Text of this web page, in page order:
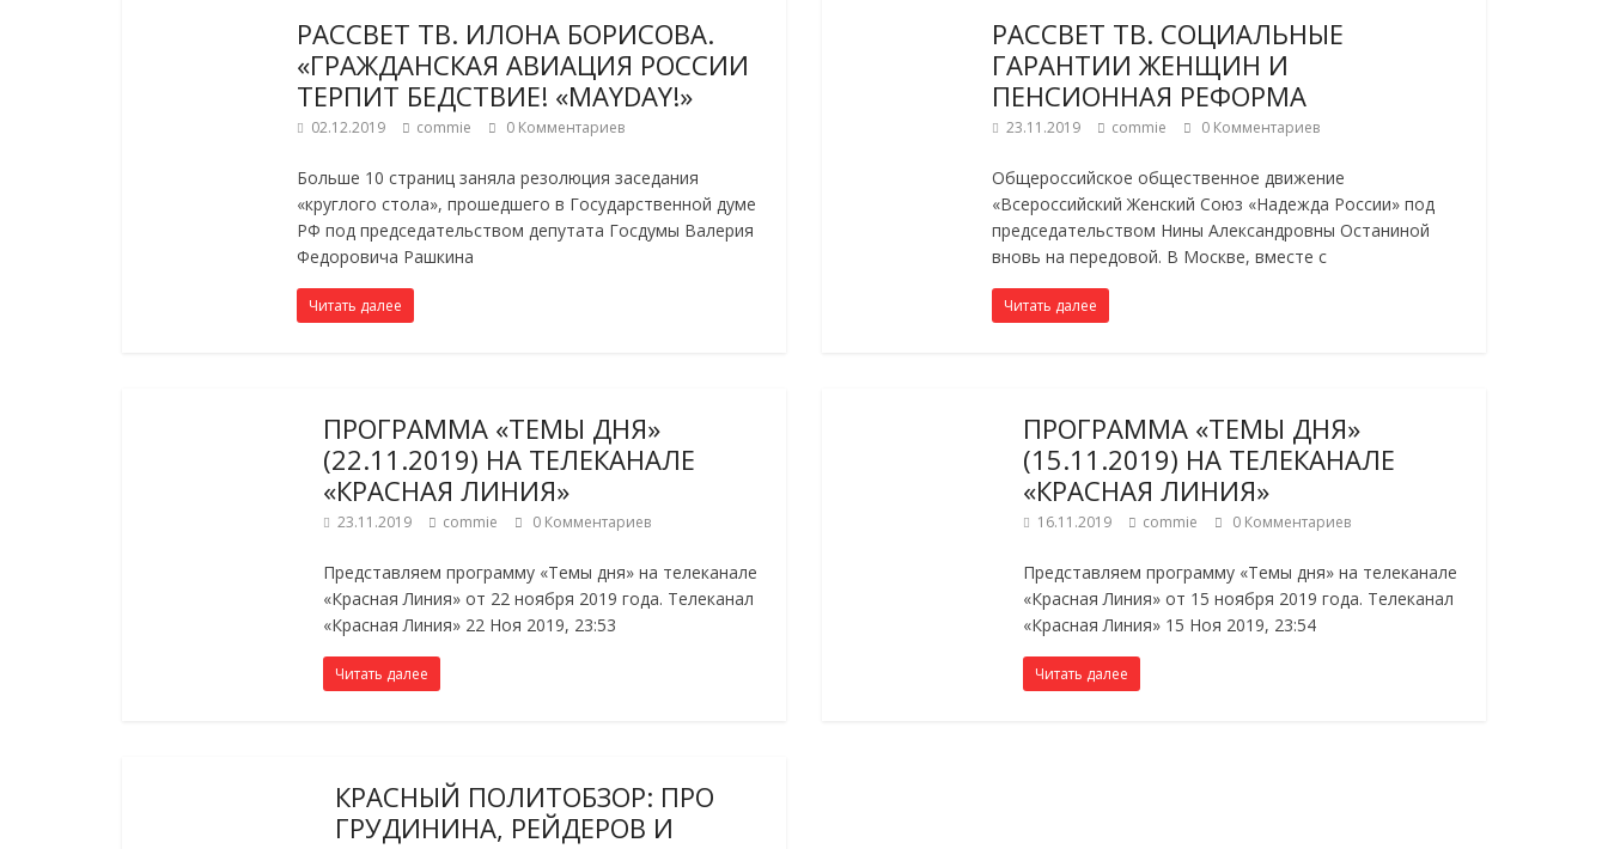
РАССВЕТ ТВ. ИЛОНА БОРИСОВА.
«ГРАЖДАНСКАЯ АВИАЦИЯ РОССИИ
ТЕРПИТ БЕДСТВИЕ! «MAYDAY!»
02.12.2019 commie 0 Комментариев
Больше 10 страниц заняла резолюция заседания
«круглого стола», прошедшего в Государственной думе
РФ под председательством депутата Госдумы Валерия
Федоровича Рашкина
Читать далее
РАССВЕТ ТВ. СОЦИАЛЬНЫЕ
ГАРАНТИИ ЖЕНЩИН И
ПЕНСИОННАЯ РЕФОРМА
23.11.2019 commie 0 Комментариев
Общероссийское общественное движение
«Всероссийский Женский Союз «Надежда России» под
председательством Нины Александровны Останиной
вновь на передовой. В Москве, вместе с
Читать далее
ПРОГРАММА «ТЕМЫ ДНЯ»
(22.11.2019) НА ТЕЛЕКАНАЛЕ
«КРАСНАЯ ЛИНИЯ»
23.11.2019 commie 0 Комментариев
Представляем программу «Темы дня» на телеканале
«Красная Линия» от 22 ноября 2019 года. Телеканал
«Красная Линия» 22 Ноя 2019, 23:53
Читать далее
ПРОГРАММА «ТЕМЫ ДНЯ»
(15.11.2019) НА ТЕЛЕКАНАЛЕ
«КРАСНАЯ ЛИНИЯ»
16.11.2019 commie 0 Комментариев
Представляем программу «Темы дня» на телеканале
«Красная Линия» от 15 ноября 2019 года. Телеканал
«Красная Линия» 15 Ноя 2019, 23:54
Читать далее
КРАСНЫЙ ПОЛИТОБЗОР: ПРО
ГРУДИНИНА, РЕЙДЕРОВ И